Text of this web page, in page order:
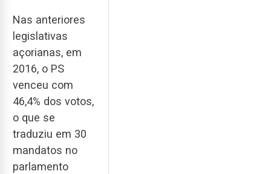
Nas anteriores
legislativas
açorianas, em
2016, o PS
venceu com
46,4% dos votos,
o que se
traduziu em 30
mandatos no
parlamento